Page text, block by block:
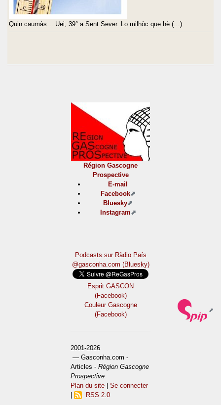
Quin caumàs… Uei, 39° a Sent Sever. Lo milhòc que hè (…)
Région Gascogne
Prospective
E-mail
Facebook
Bluesky
Instagram
Podcasts sur Ràdio País
@gasconha.com (Bluesky)
Esprit GASCON
(Facebook)
Couleur Gascogne
(Facebook)
2001-2026
— Gasconha.com -
Articles -Région Gascogne
Prospective
Plan du site |Se connecter
RSS 2.0